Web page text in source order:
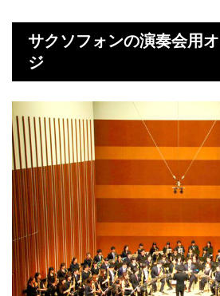
サクソフォンの演奏会用
ジ